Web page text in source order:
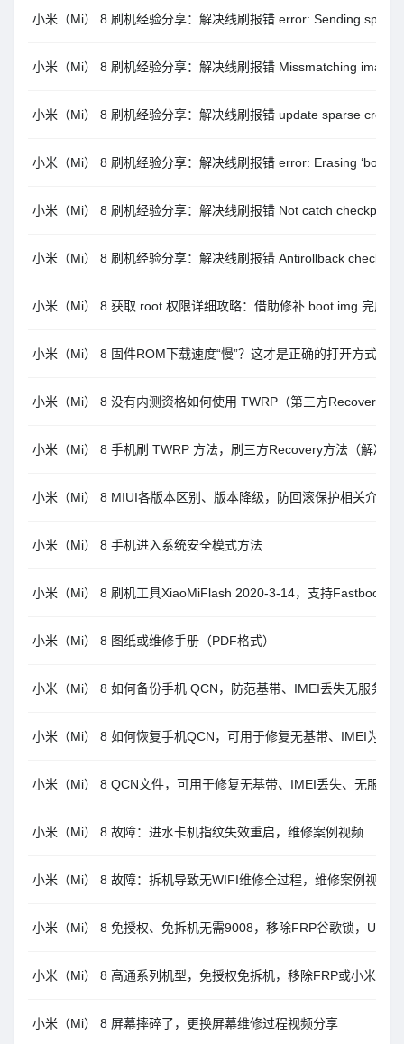
小米（Mi） 8 刷机经验分享：解决线刷报错 error: Sending sparse
小米（Mi） 8 刷机经验分享：解决线刷报错 Missmatching image
小米（Mi） 8 刷机经验分享：解决线刷报错 update sparse crc list
小米（Mi） 8 刷机经验分享：解决线刷报错 error: Erasing
小米（Mi） 8 刷机经验分享：解决线刷报错 Not catch checkpoint
小米（Mi） 8 刷机经验分享：解决线刷报错 Antirollback check
小米（Mi） 8 获取 root 权限详细攻略：借助修补 boot.img 完成面
小米（Mi） 8 固件ROM下载速度“慢”？这才是正确的打开方式。
小米（Mi） 8 没有内测资格如何使用 TWRP（第三方Recovery）
小米（Mi） 8 手机刷 TWRP 方法，刷三方Recovery方法（解决卡
小米（Mi） 8 MIUI各版本区别、版本降级，防回滚保护相关介绍
小米（Mi） 8 手机进入系统安全模式方法
小米（Mi） 8 刷机工具XiaoMiFlash 2020-3-14，支持Fastboot、
小米（Mi） 8 图纸或维修手册（PDF格式）
小米（Mi） 8 如何备份手机 QCN，防范基带、IMEI丢失无服务（
小米（Mi） 8 如何恢复手机QCN，可用于修复无基带、IMEI为
小米（Mi） 8 QCN文件，可用于修复无基带、IMEI丢失、无服务
小米（Mi） 8 故障：进水卡机指纹失效重启，维修案例视频
小米（Mi） 8 故障：拆机导致无WIFI维修全过程，维修案例视频
小米（Mi） 8 免授权、免拆机无需9008，移除FRP谷歌锁，
小米（Mi） 8 高通系列机型，免授权免拆机，移除FRP或小米账
小米（Mi） 8 屏幕摔碎了，更换屏幕维修过程视频分享